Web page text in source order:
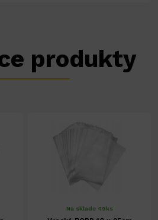
produkty
Na sklade 49ks